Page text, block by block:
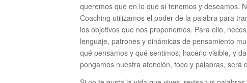
queremos que en lo que sí tenemos y deseamos.
Coaching utilizamos el poder de la palabra para
los objetivos que nos proponemos. Para ello,
lenguaje, patrones y dinámicas de pensamiento
qué pensamos y qué sentimos; hacerlo visible, y
pongamos nuestra atención, foco y palabras, será